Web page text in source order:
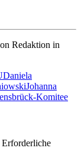
Redaktion in
Daniela
Johanna
Komitee
Erforderliche